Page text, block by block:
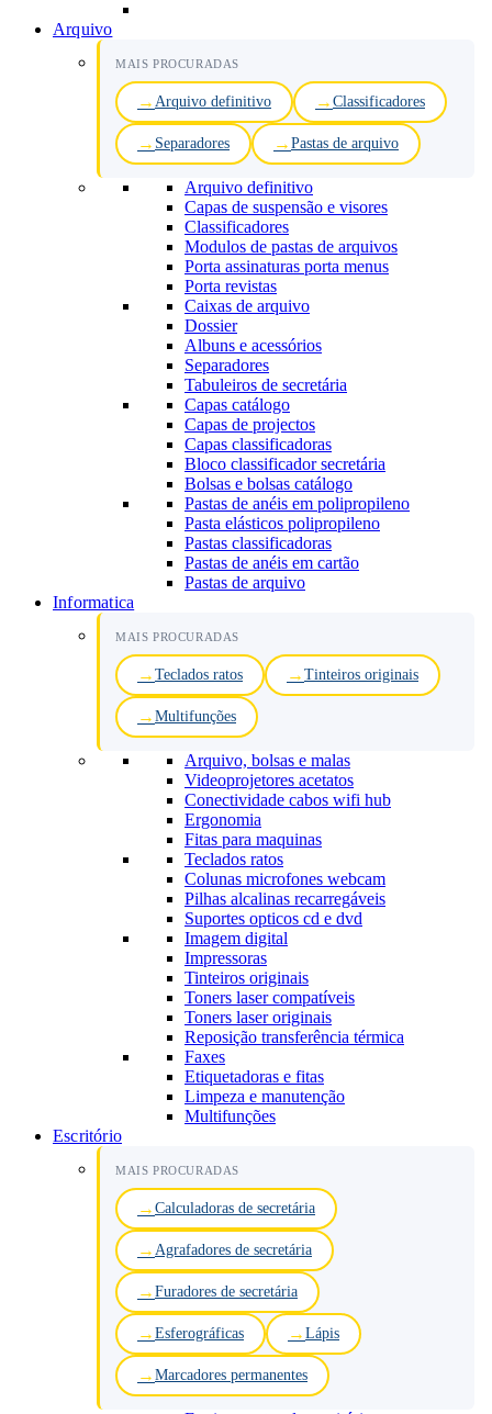
Arquivo
MAIS PROCURADAS
Arquivo definitivo Classificadores
Separadores Pastas de arquivo
Arquivo definitivo
Capas de suspensão e visores
Classificadores
Modulos de pastas de arquivos
Porta assinaturas porta menus
Porta revistas
Caixas de arquivo
Dossier
Albuns e acessórios
Separadores
Tabuleiros de secretária
Capas catálogo
Capas de projectos
Capas classificadoras
Bloco classificador secretária
Bolsas e bolsas catálogo
Pastas de anéis em polipropileno
Pasta elásticos polipropileno
Pastas classificadoras
Pastas de anéis em cartão
Pastas de arquivo
Informatica
MAIS PROCURADAS
Teclados ratos Tinteiros originais
Multifunções
Arquivo, bolsas e malas
Videoprojetores acetatos
Conectividade cabos wifi hub
Ergonomia
Fitas para maquinas
Teclados ratos
Colunas microfones webcam
Pilhas alcalinas recarregáveis
Suportes opticos cd e dvd
Imagem digital
Impressoras
Tinteiros originais
Toners laser compatíveis
Toners laser originais
Reposição transferência térmica
Faxes
Etiquetadoras e fitas
Limpeza e manutenção
Multifunções
Escritório
MAIS PROCURADAS
Calculadoras de secretária
Agrafadores de secretária
Furadores de secretária
Esferográficas Lápis
Marcadores permanentes